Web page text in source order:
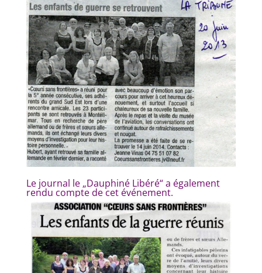
Le journal le „Dauphiné Libéré“ a également
rendu compte de cet événement.